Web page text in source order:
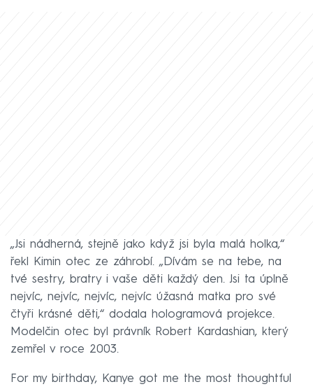
„Jsi nádherná, stejně jako když jsi byla malá holka,“
řekl Kimin otec ze záhrobí. „Dívám se na tebe, na
tvé sestry, bratry i vaše děti každý den. Jsi ta úplně
nejvíc, nejvíc, nejvíc, nejvíc úžasná matka pro své
čtyři krásné děti,“ dodala hologramová projekce.
Modelčin otec byl právník Robert Kardashian, který
zemřel v roce 2003.
For my birthday, Kanye got me the most thoughtful